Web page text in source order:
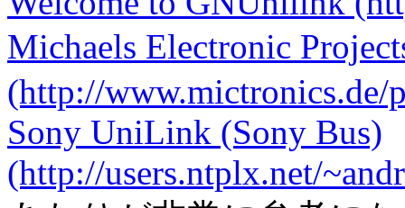
Michaels Electronic
(http://
Sony UniLink (Sony Bus)
(http://users.ntplx.net/